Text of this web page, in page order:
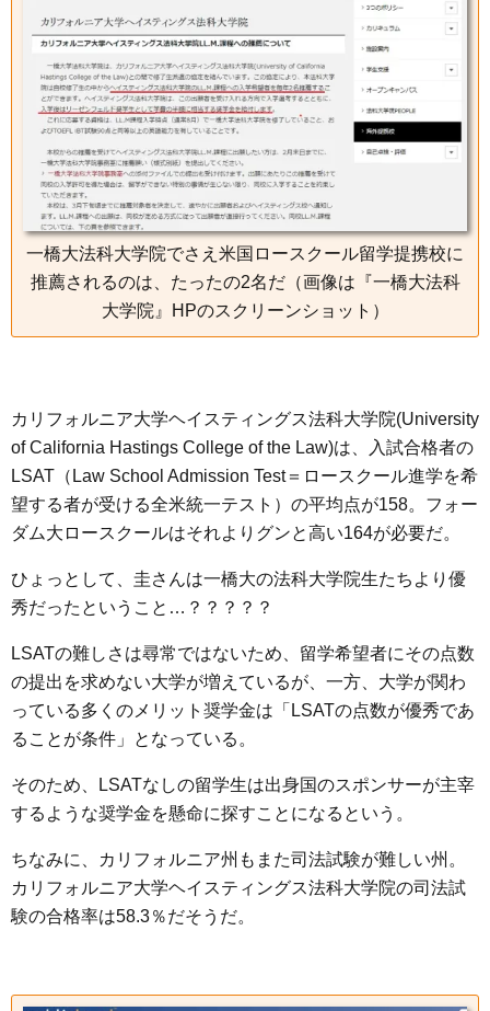
一橋大法科大学院でさえ米国ロースクール留学提携校に
推薦されるのは、たったの2名だ（画像は『一橋大法科
大学院』HPのスクリーンショット）
カリフォルニア大学ヘイスティングス法科大学院(University
of California Hastings College of the Law)は、入試合格者の
LSAT（Law School Admission Test＝ロースクール進学を希
望する者が受ける全米統一テスト）の平均点が158。フォー
ダム大ロースクールはそれよりグンと高い164が必要だ。
ひょっとして、圭さんは一橋大の法科大学院生たちより優
秀だったということ…？？？？？
LSATの難しさは尋常ではないため、留学希望者にその点数
の提出を求めない大学が増えているが、一方、大学が関わ
っている多くのメリット奨学金は「LSATの点数が優秀であ
ることが条件」となっている。
そのため、LSATなしの留学生は出身国のスポンサーが主宰
するような奨学金を懸命に探すことになるという。
ちなみに、カリフォルニア州もまた司法試験が難しい州。
カリフォルニア大学ヘイスティングス法科大学院の司法試
験の合格率は58.3％だそうだ。